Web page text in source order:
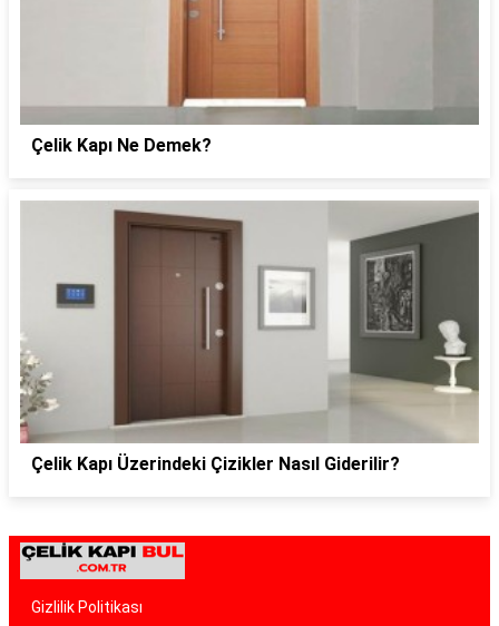
Çelik Kapı Ne Demek?
Çelik Kapı Üzerindeki Çizikler Nasıl Giderilir?
Gizlilik Politikası